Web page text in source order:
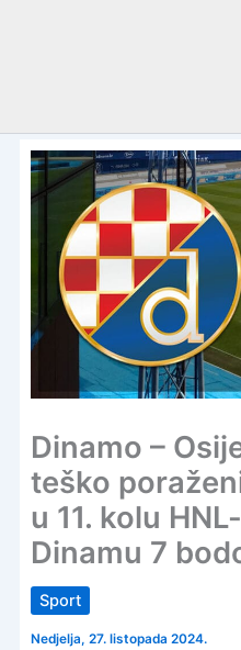
Dinamo –
teško
u 11. kolu
Dinamu 7
Sport
Nedjelja, 27. listopada 2024.